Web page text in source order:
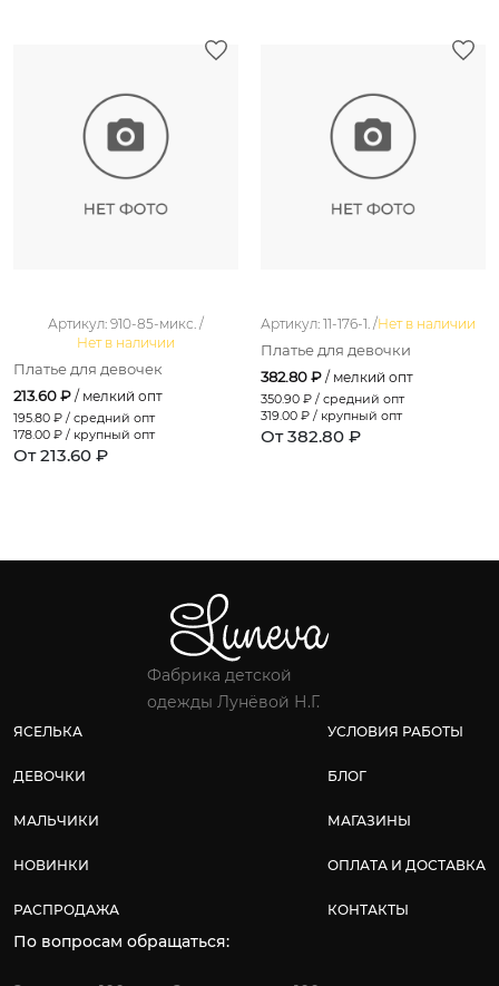
Артикул: 910-85-микс. /
Нет в наличии
Платье для девочек
213.60 ₽ / мелкий опт
195.80 ₽ / средний опт
178.00 ₽ / крупный опт
От 213.60 ₽
Артикул: 11-176-1. /Нет в наличии
Платье для девочки
382.80 ₽ / мелкий опт
350.90 ₽ / средний опт
319.00 ₽ / крупный опт
От 382.80 ₽
Фабрика детской
одежды Лунёвой Н.Г.
ЯСЕЛЬКА
ДЕВОЧКИ
МАЛЬЧИКИ
НОВИНКИ
РАСПРОДАЖА
УСЛОВИЯ РАБОТЫ
БЛОГ
МАГАЗИНЫ
ОПЛАТА И ДОСТАВКА
КОНТАКТЫ
По вопросам обращаться: